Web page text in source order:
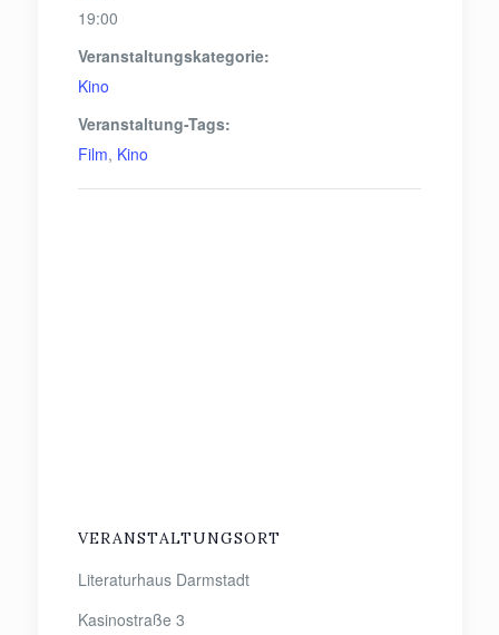
19:00
Veranstaltungskategorie:
Kino
Veranstaltung-Tags:
Film, Kino
VERANSTALTUNGSORT
Literaturhaus Darmstadt
Kasinostraße 3